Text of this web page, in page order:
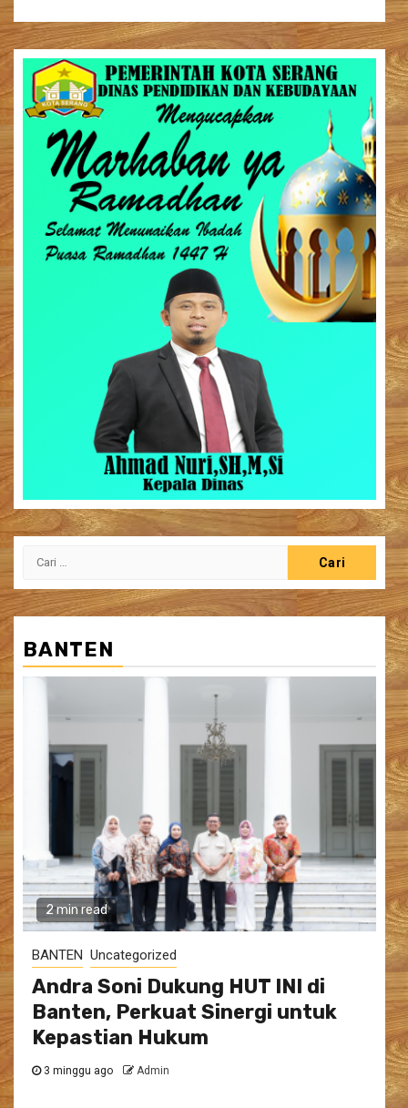
BANTEN
2 min read
BANTEN Uncategorized
Andra Soni Dukung HUT INI di
Banten, Perkuat Sinergi untuk
Kepastian Hukum
3 minggu ago Admin